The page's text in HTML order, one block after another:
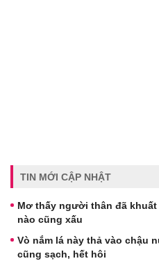
TIN MỚI CẬP NHẬT
Mơ thấy người thân đã
nào cũng xấu
Vò nắm lá này thả vào chậu
cũng sạch, hết hôi